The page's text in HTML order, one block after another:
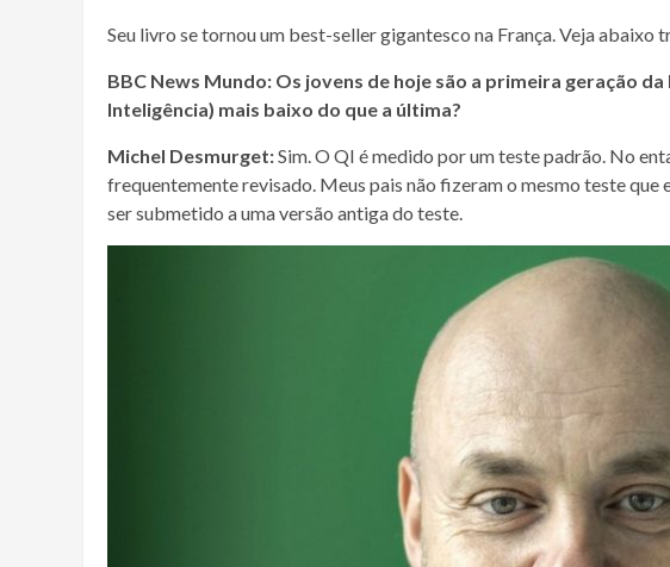
Seu livro se tornou um best-seller gigantesco na França. Veja abaixo
BBC News Mundo: Os jovens de hoje são a primeira geração
Inteligência) mais baixo do que a última?
Michel Desmurget:Sim. O QI é medido por um teste padrão. No
frequentemente revisado. Meus pais não fizeram o mesmo teste que
ser submetido a uma versão antiga do teste.